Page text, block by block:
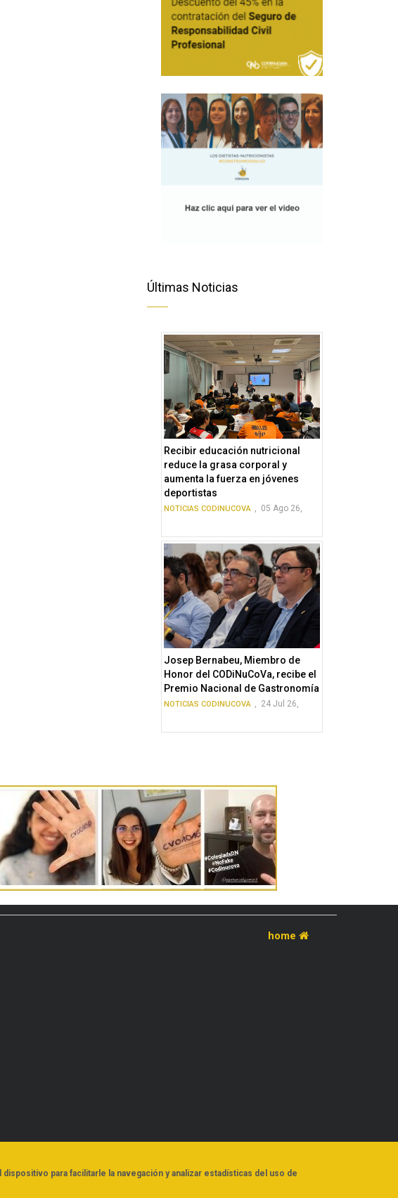
Últimas Noticias
Recibir educación nutricional
reduce la grasa corporal y
aumenta la fuerza en jóvenes
deportistas
NOTICIAS CODINUCOVA , 05 Ago 26,
Josep Bernabeu, Miembro de
Honor del CODiNuCoVa, recibe el
Premio Nacional de Gastronomía
NOTICIAS CODINUCOVA , 24 Jul 26,
home
para facilitarle la navegación y analizar estadísticas del uso de